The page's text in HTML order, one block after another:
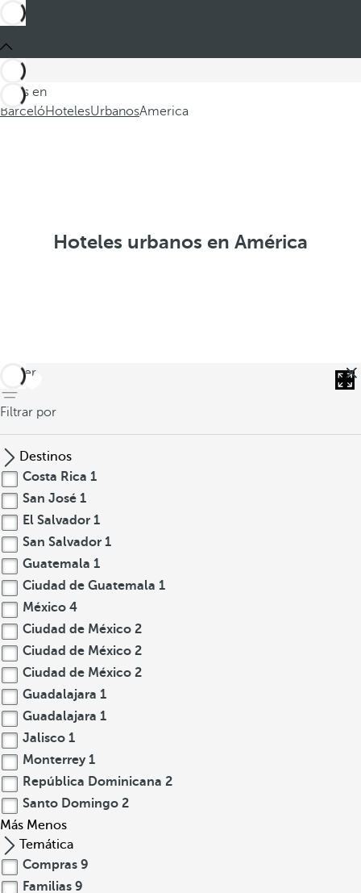
Estás en
BarcelóHotelesUrbanosAmerica
Hoteles urbanos en América
volver
Filtrar por
Destinos
Costa Rica 1
San José 1
El Salvador 1
San Salvador 1
Guatemala 1
Ciudad de Guatemala 1
México 4
Ciudad de México 2
Ciudad de México 2
Ciudad de México 2
Guadalajara 1
Guadalajara 1
Jalisco 1
Monterrey 1
República Dominicana 2
Santo Domingo 2
Más Menos
Temática
Compras 9
Familias 9